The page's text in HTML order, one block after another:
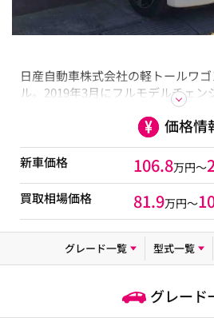
日産自動車株式会社の軽トールワ
ル。2019年3月にフルモデルチェン
た。今回のモデルの特徴は軽自動
イロットやSOSコールが搭載され
はスマートシンプルハイブリッド
グストップ機能と併せて「2020年度
成しています。グレードは初代には
「J」が廃止され、「S」「X」やエ
ェイスター」にターボエンジンやプ
1,778,760円となっています。
価格情
新車価格 106.8万円～
買取相場価格 81.9万円〜
グレード一覧 型式一覧
グレード